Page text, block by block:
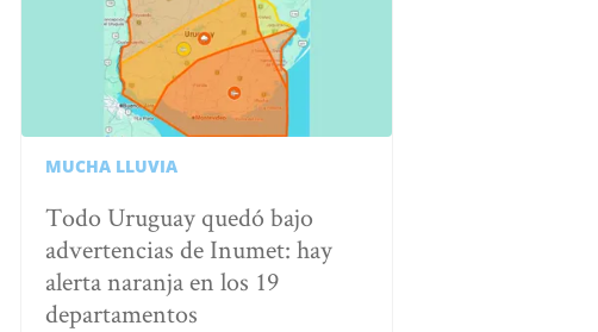
MUCHA LLUVIA
Todo Uruguay quedó bajo
advertencias de Inumet: hay
alerta naranja en los 19
departamentos